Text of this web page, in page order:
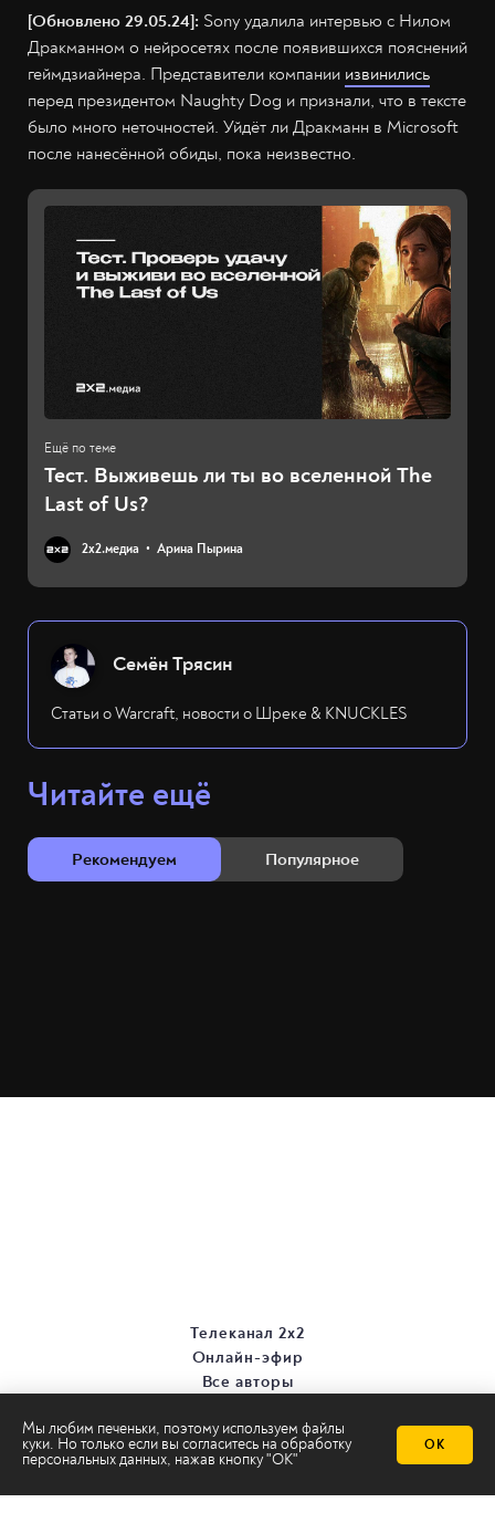
[Обновлено 29.05.24]: Sony удалила интервью с Нилом
Дракманном о нейросетях после появившихся пояснений
геймдзиайнера. Представители компании извинились
перед президентом Naughty Dog и признали, что в тексте
было много неточностей. Уйдёт ли Дракманн в Microsoft
после нанесённой обиды, пока неизвестно.
Тест. Выживешь ли ты во вселенной The
Last of Us?
2х2.медиа Арина Пырина
Семён Трясин
Статьи о Warcraft, новости о Шреке & KNUCKLES
Читайте ещё
Рекомендуем Популярное
Мы любим печеньки, поэтому используем файлы
куки. Но только если вы согласитесь на обработку
персональных данных, нажав кнопку "ОК"
ОК
Телеканал 2х2
Онлайн-эфир
Все авторы